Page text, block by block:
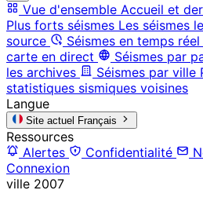
Vue d'ensemble Accueil et
Plus forts séismes Les séismes
source
Séismes en temps réel
carte en direct
Séismes par
les archives
Séismes par ville
statistiques sismiques voisines
Langue
Site actuel Français
Ressources
Alertes
Confidentialité
Connexion
ville 2007